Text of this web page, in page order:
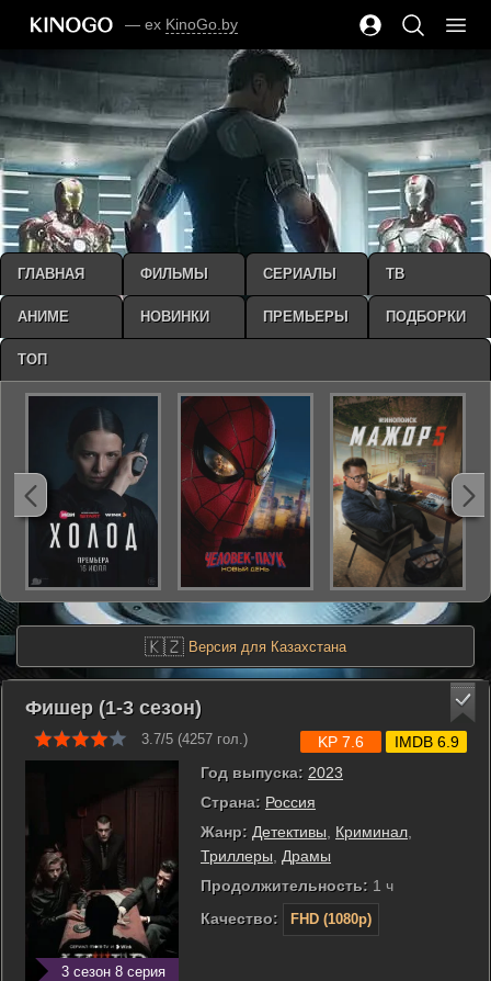
— ex KinoGo.by
🇰🇿 Версия для Казахстана
Фишер (1-3 сезон)
3.7/5 (4257 гол.)
3 сезон 8 серия
Год выпуска: 2023
Страна: Россия
Жанр: Детективы Криминал
Триллеры
Драмы
Продолжительность: 1 ч
Качество:
FHD (1080p)
KP 7.6 IMDB 6.9
ГЛАВНАЯ ФИЛЬМЫ СЕРИАЛЫ ТВ
АНИМЕ НОВИНКИ ПРЕМЬЕРЫ ПОДБОРКИ
ТОП